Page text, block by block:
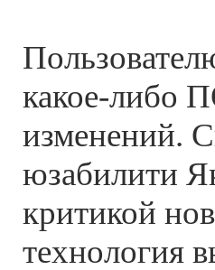
какое-либо
изменений.
юзабилити
критикой
технология